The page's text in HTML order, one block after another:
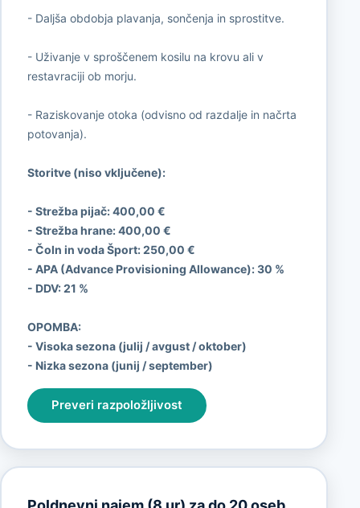
- Daljša obdobja plavanja, sončenja in sprostitve.
- Uživanje v sproščenem kosilu na krovu ali v
restavraciji ob morju.
- Raziskovanje otoka (odvisno od razdalje in načrta
potovanja).
Storitve (niso vključene):
- Strežba pijač: 400,00 €
- Strežba hrane: 400,00 €
- Čoln in voda Šport:250,00 €
- APA (Advance Provisioning Allowance):30 %
- DDV:21 %
OPOMBA:
- Visoka sezona (julij / avgust / oktober)
- Nizka sezona (junij / september)
Preveri razpoložljivost